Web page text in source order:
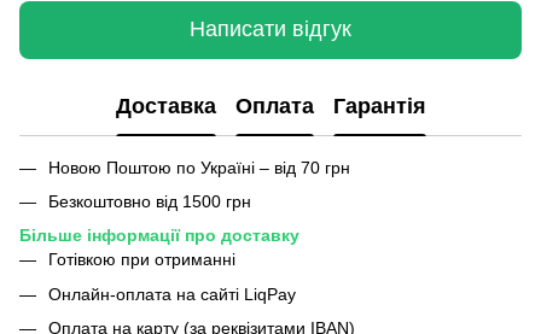
Написати відгук
Доставка Оплата Гарантія
Новою Поштою по Україні – від 70 грн
Безкоштовно від 1500 грн
Більше інформації про доставку
Готівкою при отриманні
Онлайн-оплата на сайті LiqPay
Оплата на карту (за реквізитами IBAN)